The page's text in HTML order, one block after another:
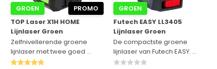
GROEN
PROMO
TOP Laser X1H HOME
Lijnlaser Groen
Zelfnivellerende groene
lijnlaser met twee goed ...
GROEN
Futech EASY LL3405
Lijnlaser Groen
De compactste groene
lijnlaser van Futech EASY. ...